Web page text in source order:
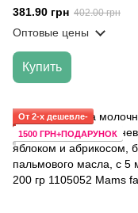
5-х мес, 200 гр
381.90 грн 402.00 грн
Оптовые цены
Купить
От 2-х дешевле-
1500 ГРН+ПОДАРУНОК